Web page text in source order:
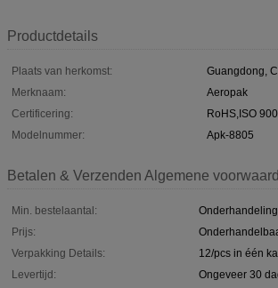
Productdetails
Plaats van herkomst:
Guangdong,
Merknaam:
Aeropak
Certificering:
RoHS,ISO
Modelnummer:
Apk-8805
Betalen & Verzenden Algemene
Min. bestelaantal:
Onderhandeling
Prijs:
Verpakking Details:
12/pcs in één
Levertijd:
Ongeveer 30